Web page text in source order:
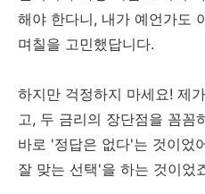
해야 한다니, 내가 예언가도
며칠을 고민했답니다.
하지만 걱정하지 마세요! 제
고, 두 금리의 장단점을 꼼꼼
바로 '정답은 없다'는 것이었
잘 맞는 선택'을 하는 것이었